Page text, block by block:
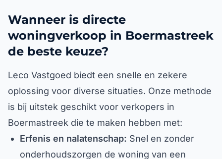
Wanneer is directe
woningverkoop in Boermastreek
de beste keuze?
Leco Vastgoed biedt een snelle en zekere
oplossing voor diverse situaties. Onze methode
is bij uitstek geschikt voor verkopers in
Boermastreek die te maken hebben met:
Erfenis en nalatenschap: Snel en zonder
onderhoudszorgen de woning van een